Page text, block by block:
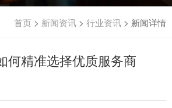
首页 > 新闻资讯> 行业资讯> 新闻详情
何精准选择优质服务商